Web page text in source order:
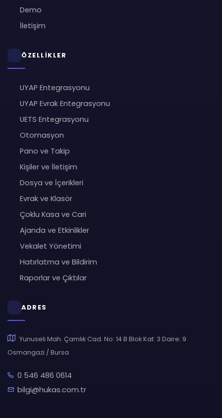
Demo
İletişim
ÖZELLİKLER
UYAP Entegrasyonu
UYAP Evrak Entegrasyonu
UETS Entegrasyonu
Otomasyon
Pano ve Takip
Kişiler ve İletişim
Dosya ve İçerikleri
Evrak ve Klasör
Çoklu Kasa ve Cari
Ajanda ve Etkinlikler
Vekalet Yönetimi
Hatırlatma ve Bildirim
Raporlar ve Çıktılar
ADRES
Yunuseli Mah. Çamlık Cad. No: 14 B Blok Kat: 3 Daire: 9
Osmangazi / Bursa
0 546 486 0614
bilgi@hukas.com.tr